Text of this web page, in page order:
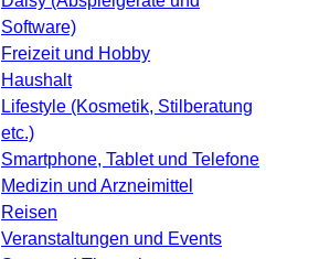
Software)
Freizeit und Hobby
Haushalt
Lifestyle (Kosmetik, Stilberatung
etc.)
Smartphone, Tablet und Telefone
Medizin und Arzneimittel
Reisen
Veranstaltungen und Events